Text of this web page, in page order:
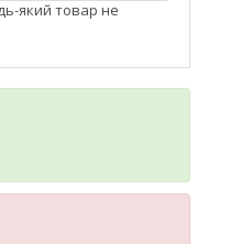
який товар не